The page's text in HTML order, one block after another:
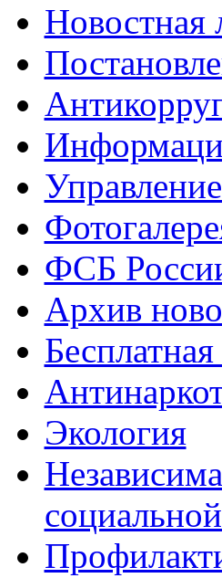
Новостная
ФСБ
Архив
Экология